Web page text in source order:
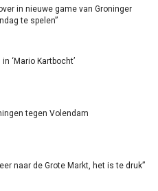
in nieuwe game van Groninger
te spelen”
‘Mario Kartbocht’
tegen Volendam
naar de Grote Markt, het is te druk”